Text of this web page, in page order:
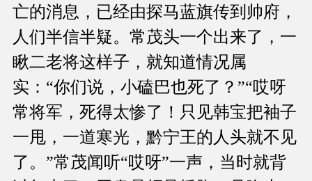
亡的消息，已经由探马蓝旗传到帅府，
人们半信半疑。常茂头一个出来了，一
瞅二老将这样子，就知道情况属
实：“你们说，小磕巴也死了？”“哎呀
常将军，死得太惨了！只见韩宝把袖子
一甩，一道寒光，黔宁王的人头就不见
了。”常茂闻听“哎呀”一声，当时就背